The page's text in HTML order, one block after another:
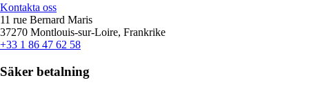
Kontakta oss
11 rue Bernard Maris
37270 Montlouis-sur-Loire, Frankrike
+33 1 86 47 62 58
Säker betalning